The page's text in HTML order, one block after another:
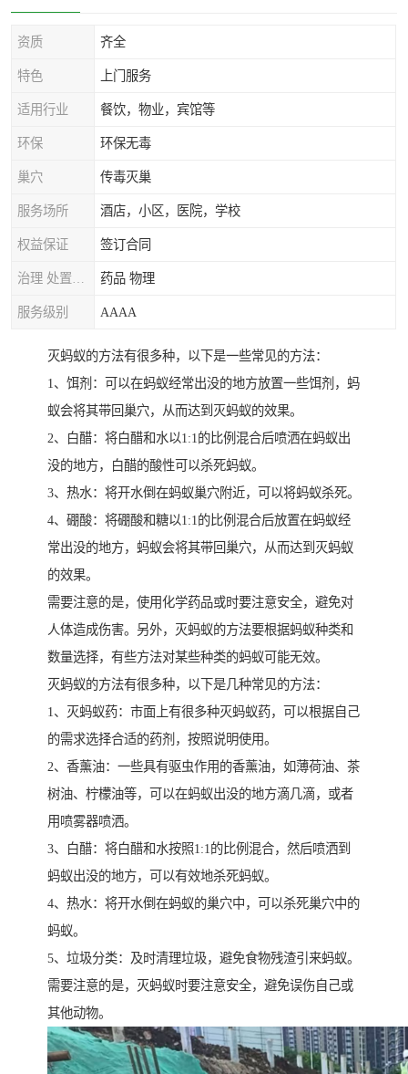
资质 齐全
特色 上门服务
适用行业 餐饮，物业，宾馆等
环保 环保无毒
巢穴 传毒灭巢
服务场所 酒店，小区，医院，学校
权益保证 签订合同
药品 物理
服务级别 AAAA
灭蚂蚁的方法有很多种，以下是一些常见的方法：
1、饵剂：可以在蚂蚁经常出没的地方放置一些饵剂，蚂
蚁会将其带回巢穴，从而达到灭蚂蚁的效果。
2、白醋：将白醋和水以1:1的比例混合后喷洒在蚂蚁出
没的地方，白醋的酸性可以杀死蚂蚁。
3、热水：将开水倒在蚂蚁巢穴附近，可以将蚂蚁杀死。
4、硼酸：将硼酸和糖以1:1的比例混合后放置在蚂蚁经
常出没的地方，蚂蚁会将其带回巢穴，从而达到灭蚂蚁
的效果。
需要注意的是，使用化学药品或时要注意安全，避免对
人体造成伤害。另外，灭蚂蚁的方法要根据蚂蚁种类和
数量选择，有些方法对某些种类的蚂蚁可能无效。
灭蚂蚁的方法有很多种，以下是几种常见的方法：
1、灭蚂蚁药：市面上有很多种灭蚂蚁药，可以根据自己
的需求选择合适的药剂，按照说明使用。
2、香薰油：一些具有驱虫作用的香薰油，如薄荷油、茶
树油、柠檬油等，可以在蚂蚁出没的地方滴几滴，或者
用喷雾器喷洒。
3、白醋：将白醋和水按照1:1的比例混合，然后喷洒到
蚂蚁出没的地方，可以有效地杀死蚂蚁。
4、热水：将开水倒在蚂蚁的巢穴中，可以杀死巢穴中的
蚂蚁。
5、垃圾分类：及时清理垃圾，避免食物残渣引来蚂蚁。
需要注意的是，灭蚂蚁时要注意安全，避免误伤自己或
其他动物。